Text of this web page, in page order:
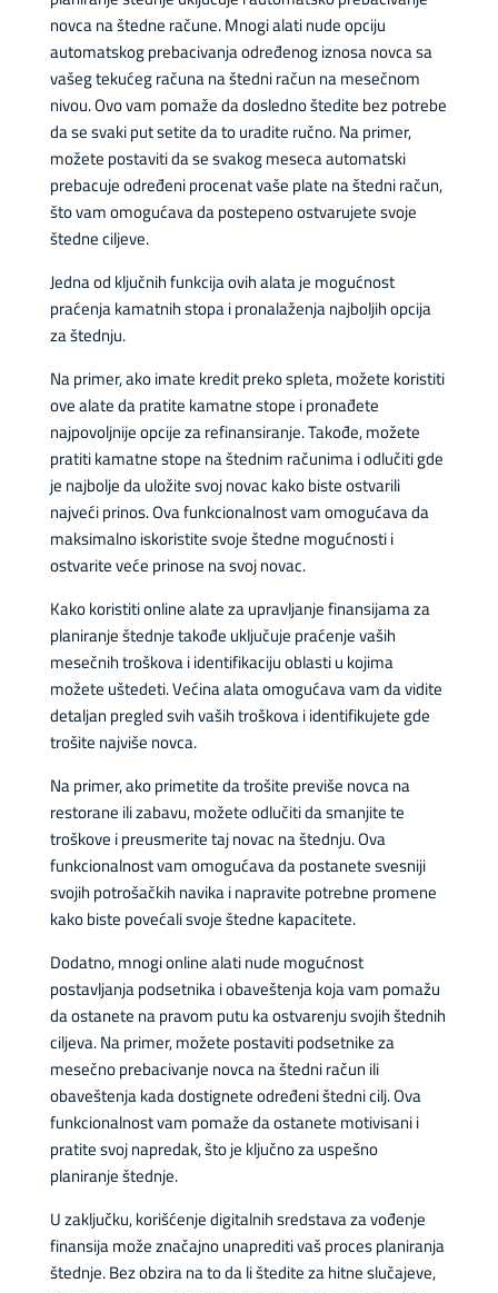
novca na štedne račune. Mnogi alati nude opciju
automatskog prebacivanja određenog iznosa novca sa
vašeg tekućeg računa na štedni račun na mesečnom
nivou. Ovo vam pomaže da dosledno štedite bez potrebe
da se svaki put setite da to uradite ručno. Na primer,
možete postaviti da se svakog meseca automatski
prebacuje određeni procenat vaše plate na štedni račun,
što vam omogućava da postepeno ostvarujete svoje
štedne ciljeve.
Jedna od ključnih funkcija ovih alata je mogućnost
praćenja kamatnih stopa i pronalaženja najboljih opcija
za štednju.
Na primer, ako imate kredit preko spleta, možete koristiti
ove alate da pratite kamatne stope i pronađete
najpovoljnije opcije za refinansiranje. Takođe, možete
pratiti kamatne stope na štednim računima i odlučiti gde
je najbolje da uložite svoj novac kako biste ostvarili
najveći prinos. Ova funkcionalnost vam omogućava da
maksimalno iskoristite svoje štedne mogućnosti i
ostvarite veće prinose na svoj novac.
Kako koristiti online alate za upravljanje finansijama za
planiranje štednje takođe uključuje praćenje vaših
mesečnih troškova i identifikaciju oblasti u kojima
možete uštedeti. Većina alata omogućava vam da vidite
detaljan pregled svih vaših troškova i identifikujete gde
trošite najviše novca.
Na primer, ako primetite da trošite previše novca na
restorane ili zabavu, možete odlučiti da smanjite te
troškove i preusmerite taj novac na štednju. Ova
funkcionalnost vam omogućava da postanete svesniji
svojih potrošačkih navika i napravite potrebne promene
kako biste povećali svoje štedne kapacitete.
Dodatno, mnogi online alati nude mogućnost
postavljanja podsetnika i obaveštenja koja vam pomažu
da ostanete na pravom putu ka ostvarenju svojih štednih
ciljeva. Na primer, možete postaviti podsetnike za
mesečno prebacivanje novca na štedni račun ili
obaveštenja kada dostignete određeni štedni cilj. Ova
funkcionalnost vam pomaže da ostanete motivisani i
pratite svoj napredak, što je ključno za uspešno
planiranje štednje.
U zaključku, korišćenje digitalnih sredstava za vođenje
finansija može značajno unaprediti vaš proces planiranja
štednje. Bez obzira na to da li štedite za hitne slučajeve,